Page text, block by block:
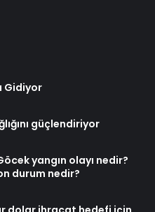
Gidiyor
güçlendiriyor
yangın olayı nedir?
durum nedir?